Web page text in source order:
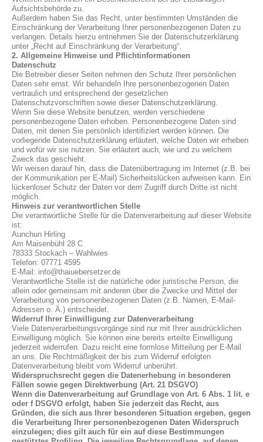
Aufsichtsbehörde zu.
Außerdem haben Sie das Recht, unter bestimmten Umständen die
Einschränkung der Verarbeitung Ihrer personenbezogenen Daten zu
verlangen. Details hierzu entnehmen Sie der Datenschutzerklärung
unter „Recht auf Einschränkung der Verarbeitung“.
2. Allgemeine Hinweise und Pflichtinformationen
Datenschutz
Die Betreiber dieser Seiten nehmen den Schutz Ihrer persönlichen
Daten sehr ernst. Wir behandeln Ihre personenbezogenen Daten
vertraulich und entsprechend der gesetzlichen
Datenschutzvorschriften sowie dieser Datenschutzerklärung.
Wenn Sie diese Website benutzen, werden verschiedene
personenbezogene Daten erhoben. Personenbezogene Daten sind
Daten, mit denen Sie persönlich identifiziert werden können. Die
vorliegende Datenschutzerklärung erläutert, welche Daten wir erheben
und wofür wir sie nutzen. Sie erläutert auch, wie und zu welchem
Zweck das geschieht.
Wir weisen darauf hin, dass die Datenübertragung im Internet (z.B. bei
der Kommunikation per E-Mail) Sicherheitslücken aufweisen kann. Ein
lückenloser Schutz der Daten vor dem Zugriff durch Dritte ist nicht
möglich.
Hinweis zur verantwortlichen Stelle
Die verantwortliche Stelle für die Datenverarbeitung auf dieser Website
ist:
Aunchun Hirling
Am Maisenbühl 28 C
78333 Stockach – Wahlwies
Telefon: 07771 4595
E-Mail: info@thaiuebersetzer.de
Verantwortliche Stelle ist die natürliche oder juristische Person, die
allein oder gemeinsam mit anderen über die Zwecke und Mittel der
Verarbeitung von personenbezogenen Daten (z.B. Namen, E-Mail-
Adressen o. Ä.) entscheidet.
Widerruf Ihrer Einwilligung zur Datenverarbeitung
Viele Datenverarbeitungsvorgänge sind nur mit Ihrer ausdrücklichen
Einwilligung möglich. Sie können eine bereits erteilte Einwilligung
jederzeit widerrufen. Dazu reicht eine formlose Mitteilung per E-Mail
an uns. Die Rechtmäßigkeit der bis zum Widerruf erfolgten
Datenverarbeitung bleibt vom Widerruf unberührt.
Widerspruchsrecht gegen die Datenerhebung in besonderen
Fällen sowie gegen Direktwerbung (Art. 21 DSGVO)
Wenn die Datenverarbeitung auf Grundlage von Art. 6 Abs. 1 lit. e
oder f DSGVO erfolgt, haben Sie jederzeit das Recht, aus
Gründen, die sich aus Ihrer besonderen Situation ergeben, gegen
die Verarbeitung Ihrer personenbezogenen Daten Widerspruch
einzulegen; dies gilt auch für ein auf diese Bestimmungen